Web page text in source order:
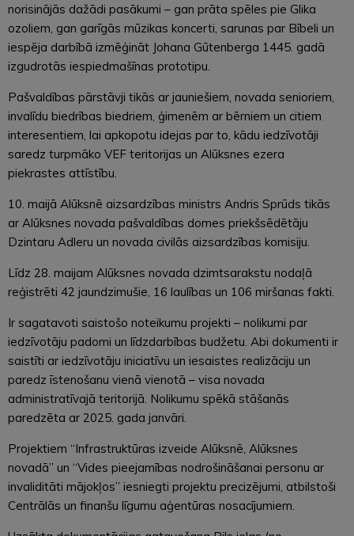
norisinājās dažādi pasākumi – gan prāta spēles pie Glika
ozoliem, gan garīgās mūzikas koncerti, sarunas par Bībeli un
iespēja darbībā izmēģināt Johana Gūtenberga 1445. gadā
izgudrotās iespiedmašīnas prototipu.
Pašvaldības pārstāvji tikās ar jauniešiem, novada senioriem,
invalīdu biedrības biedriem, ģimenēm ar bērniem un citiem
interesentiem, lai apkopotu idejas par to, kādu iedzīvotāji
saredz turpmāko VEF teritorijas un Alūksnes ezera
piekrastes attīstību.
10. maijā Alūksnē aizsardzības ministrs Andris Sprūds tikās
ar Alūksnes novada pašvaldības domes priekšsēdētāju
Dzintaru Adleru un novada civilās aizsardzības komisiju.
Līdz 28. maijam Alūksnes novada dzimtsarakstu nodaļā
reģistrēti 42 jaundzimušie, 16 laulības un 106 miršanas fakti.
Ir sagatavoti saistošo noteikumu projekti – nolikumi par
iedzīvotāju padomi un līdzdarbības budžetu. Abi dokumenti ir
saistīti ar iedzīvotāju iniciatīvu un iesaistes realizāciju un
paredz īstenošanu vienā vienotā – visa novada
administratīvajā teritorijā. Nolikumu spēkā stāšanās
paredzēta ar 2025. gada janvāri.
Projektiem “Infrastruktūras izveide Alūksnē, Alūksnes
novadā” un “Vides pieejamības nodrošināšanai personu ar
invaliditāti mājokļos” iesniegti projektu precizējumi, atbilstoši
Centrālās un finanšu līgumu aģentūras nosacījumiem.